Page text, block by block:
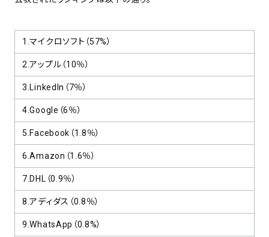
1.マイクロソフト（57%）
2.アップル（10％）
3.LinkedIn（7％）
4.Google（6％）
5.Facebook（1.8％）
6.Amazon（1.6％）
7.DHL（0.9％）
8.アディダス（0.8％）
9.WhatsApp（0.8%）